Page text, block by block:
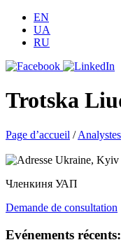
EN
UA
RU
Trotska
Page d’accueil /Analystes
Ukraine, Kyiv
Членкиня УАП
Demande de consultation
Evénements récents: